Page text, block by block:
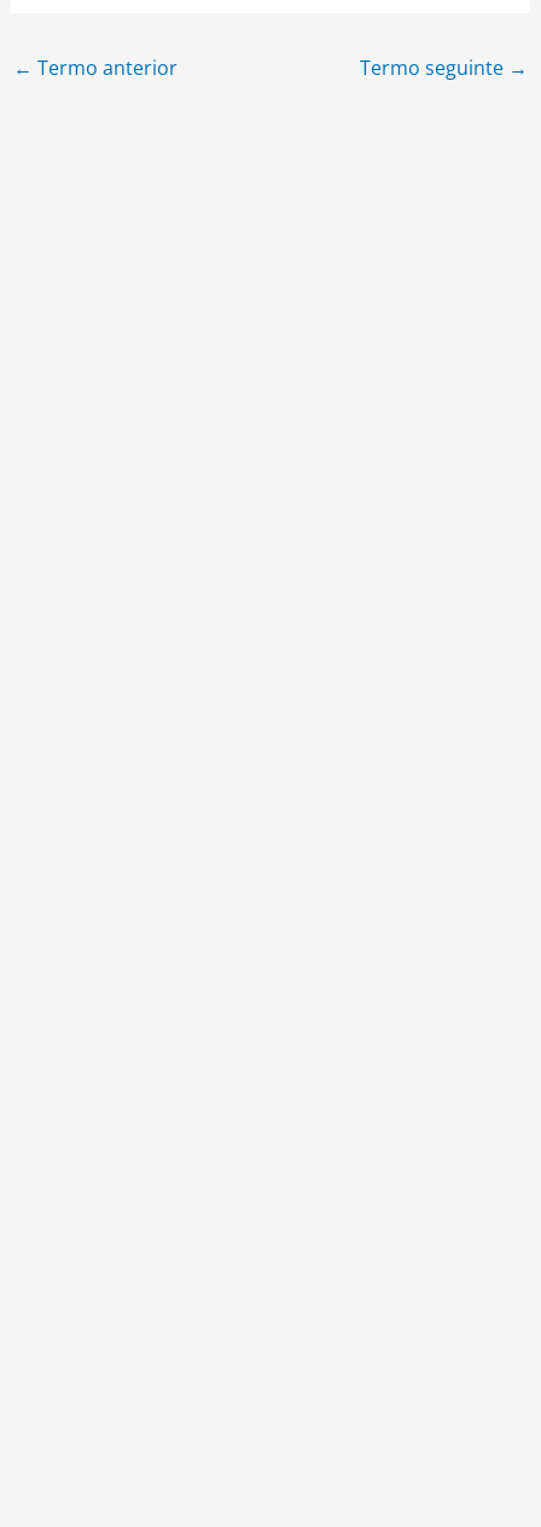
← Termo anterior Termo seguinte →